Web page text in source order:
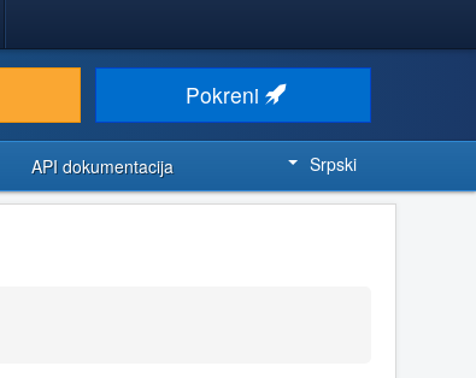
Pokreni
API dokumentacija Srpski